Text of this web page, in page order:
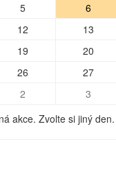
5 6
12 13
19 20
26 27
2 3
akce. Zvolte si jiný den.